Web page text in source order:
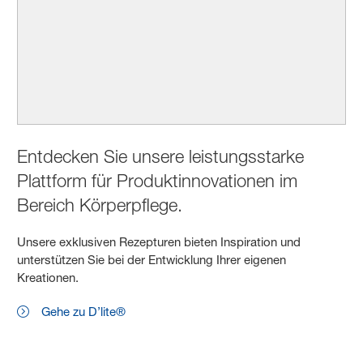
Entdecken Sie unsere leistungsstarke
Plattform für Produktinnovationen im
Bereich Körperpflege.
Unsere exklusiven Rezepturen bieten Inspiration und
unterstützen Sie bei der Entwicklung Ihrer eigenen
Kreationen.
Gehe zu D’lite®